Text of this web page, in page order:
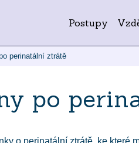
Postupy
perinatální ztrátě
po